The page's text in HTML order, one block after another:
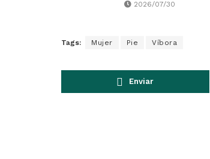
2026/07/30
Tags: Mujer Pie Víbora
Enviar